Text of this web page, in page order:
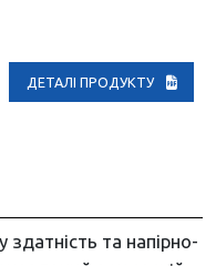
ДЕТАЛІ ПРОДУКТУ
та напірно-